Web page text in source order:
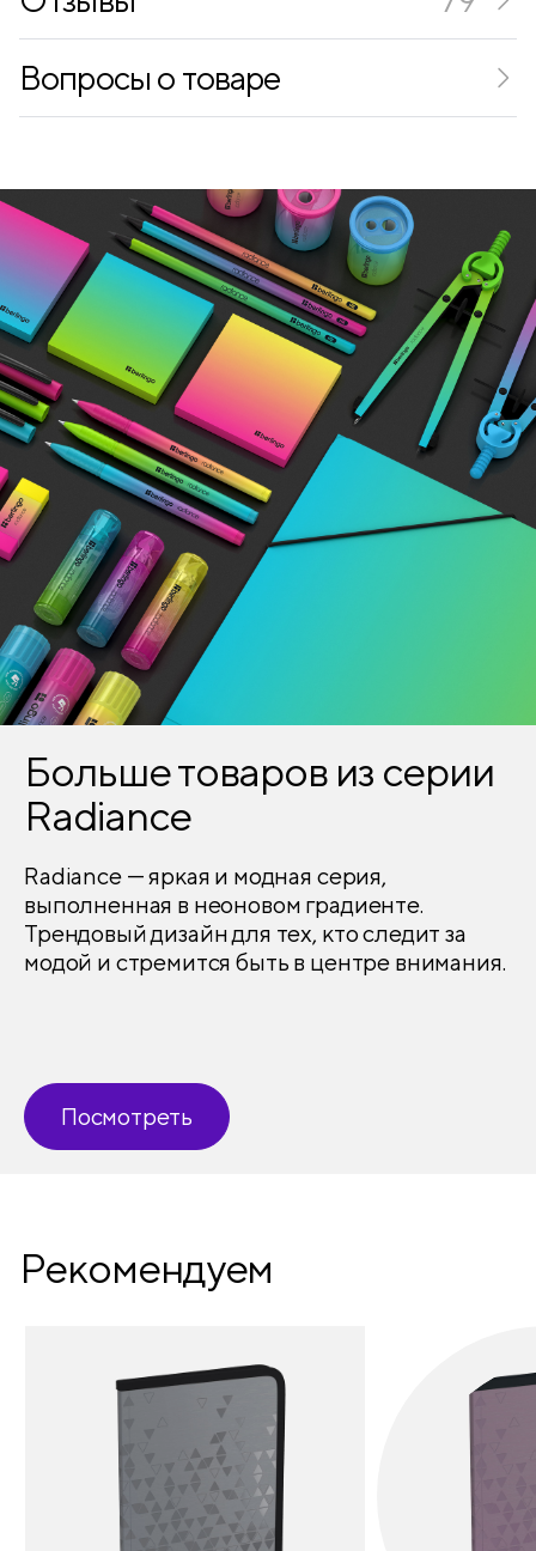
Вопросы о товаре
Больше товаров из серии
Radiance
Radiance — яркая и модная серия,
выполненная в неоновом градиенте.
Трендовый дизайн для тех, кто следит за
модой и стремится быть в центре внимания.
Посмотреть
Рекомендуем